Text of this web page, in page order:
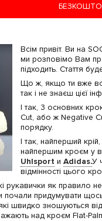
Всім привіт. Ви на
ми розповімо Вам
підходить. Стаття
Що ж, якщо ти вже
так і не знаєш цієї
І так, 3 основних
Cut, або ж Negative
порядку.
І так, найперший
найпершим кроєм у
Uhlsport и Adidas.У
відмінності цього
як правило
почали придумувати
швидко
над кроєм Flat-